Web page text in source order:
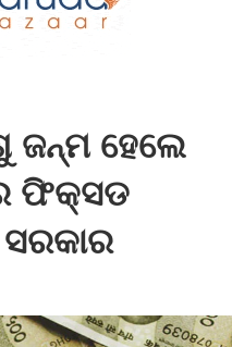
ଜନ୍ମ ହେଲେ
ଫିକ୍ସଡ